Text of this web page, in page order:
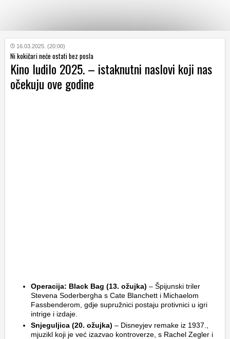
KATEGORIJE
HRVATSKI
WEB
16.03.2025. (20:00)
Ni kokičari neće ostati bez posla
Kino ludilo 2025. – istaknutni naslovi koji nas
očekuju ove godine
Operacija: Black Bag (13. ožujka) – Špijunski triler
Stevena Soderbergha s Cate Blanchett i Michaelom
Fassbenderom, gdje supružnici postaju protivnici u igri
intrige i izdaje.
Snjeguljica (20. ožujka) – Disneyjev remake iz 1937.,
mjuzikl koji je već izazvao kontroverze, s Rachel Zegler i